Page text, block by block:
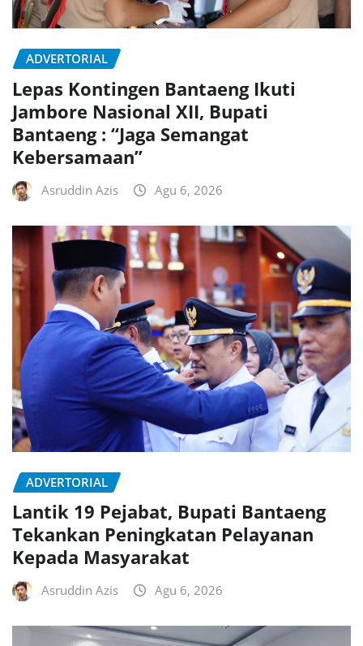
ADVERTORIAL
Lepas Kontingen Bantaeng Ikuti
Jambore Nasional XII, Bupati
Bantaeng : “Jaga Semangat
Kebersamaan”
Asruddin Azis Agu 6, 2026
ADVERTORIAL
Lantik 19 Pejabat, Bupati Bantaeng
Tekankan Peningkatan Pelayanan
Kepada Masyarakat
Asruddin Azis Agu 6, 2026